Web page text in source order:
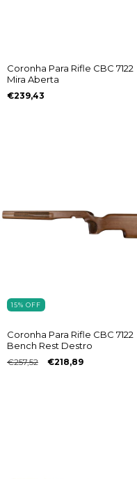
Coronha Para Rifle CBC 7122
Mira Aberta
€239,43
15% OFF
Coronha Para Rifle CBC 7122
Bench Rest Destro
€257,52 €218,89